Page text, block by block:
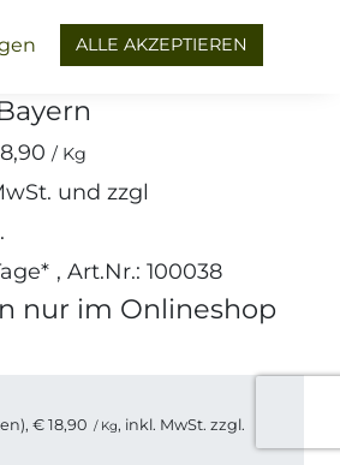
ALLE AKZEPTIEREN
/ Kg
und zzgl
.
, Art.Nr.: 100038
nur im Onlineshop
€ 18,90 / Kg, inkl. MwSt. zzgl.